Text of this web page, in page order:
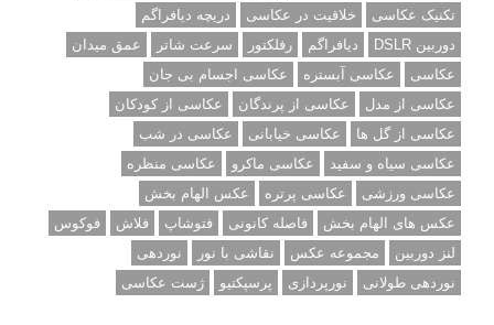
تکنیک عکاسی
خلاقیت در عکاسی
دریچه دیافراگم
دوربین DSLR
دیافراگم رفلکتور سرعت شاتر
عمق میدان
عکاسی
عکاسی آبستره
عکاسی اجسام بی جان
عکاسی از مدل
عکاسی از پرندگان
عکاسی از کودکان
عکاسی از گل ها
عکاسی خیابانی
عکاسی در شب
عکاسی سیاه و سفید
عکاسی ماکرو
عکاسی منظره
عکاسی ورزشی
عکاسی پرتره
عکس الهام بخش
عکس های الهام بخش
فاصله کانونی فتوشاپ فلاش
فوکوس
لنز دوربین
مجموعه عکس نقاشی با نور
نوردهی
نوردهی طولانی
نورپردازی پرسپکتیو ژست عکاسی